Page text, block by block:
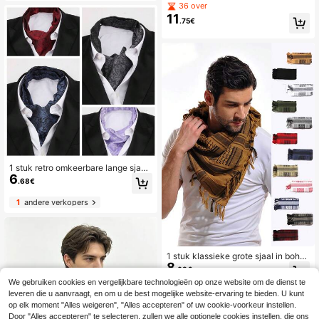
elzijdig logo voor voetbalfans, idea
al voor vakantie, reizen en festival
1 stuk retro omkeerbare lange sjaal
voor heren, casual feestelijk kostuu
mhemdaccessoire, ascotsjaal, gew
eldig cadeau, boho herenaccessoir
es, herensjaals
6.68€
1andere verkopers
e jacquard imitatie kasjmier warme
sjaal voor heren, veelzijdig en modi
eus voor op kantoor, op straat, in de
36 over
11.75€
1 stuk klassieke grote sjaal in bohe
mienstijl, traditioneel met kwastjes,
epersonaliseerd, herenaccessoire,
herensjaal
8.68€
We gebruiken cookies en vergelijkbare technologieën op onze website om de dienst te
leveren die u aanvraagt, en om u de best mogelijke website-ervaring te bieden. U kunt
op elk moment "Alles weigeren", "Alles accepteren" of uw cookie-voorkeur instellen.
Door "Alles accepteren" te selecteren, zullen we alle optionele cookies instellen, die ons